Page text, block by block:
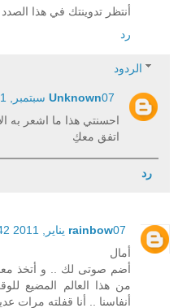
أنتظر تدوينتك في هذا الصدد
رد
الردود
Unknown07 سبتمبر, 2021 22:39
احسنتي هذا ما اشعر به
اتفق معكِ
رد
rainbow07 يناير, 2011 16:42
أمال
أضم صوتى لك .. و أتخذ
من هذا العالم المضيع
أنفاسنا .. أنا قفلته مرات